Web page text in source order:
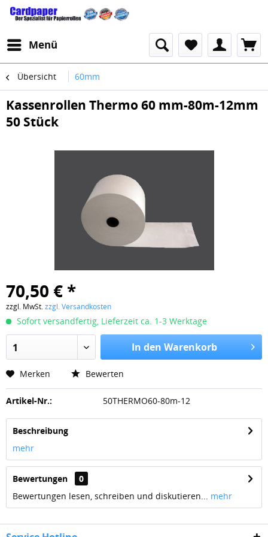
Menü
Übersicht 60mm
Kassenrollen Thermo 60 mm-80m-12mm
50 Stück
70,50 € *
zzgl. MwSt.zzgl. Versandkosten
Sofort versandfertig, Lieferzeit ca. 1-3 Werktage
1 In den Warenkorb
Merken Bewerten
Artikel-Nr.: 50THERMO60-80m-12
Beschreibung
mehr
Bewertungen
0
Bewertungen lesen, schreiben und diskutieren... mehr